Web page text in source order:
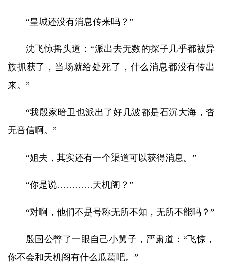
“皇城还没有消息传来吗？”
沈飞惊摇头道：“派出去无数的探子几乎都被异
族抓获了，当场就给处死了，什么消息都没有传出
来。”
“我殷家暗卫也派出了好几波都是石沉大海，杳
无音信啊。”
“姐夫，其实还有一个渠道可以获得消息。”
“你是说…………天机阁？”
“对啊，他们不是号称无所不知，无所不能吗？”
殷国公瞥了一眼自己小舅子，严肃道：“飞惊，
你不会和天机阁有什么瓜葛吧。”